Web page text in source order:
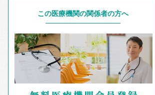
この医療機関の関係者の方へ